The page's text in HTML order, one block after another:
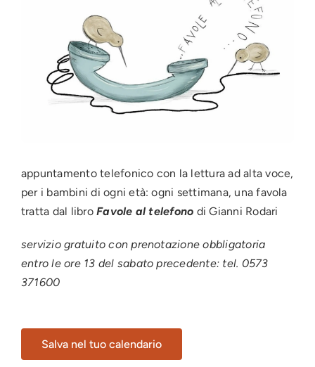
appuntamento telefonico con la lettura ad alta voce,
per i bambini di ogni età: ogni settimana, una favola
tratta dal libroFavole al telefono di Gianni Rodari
servizio gratuito con prenotazione obbligatoria
entro le ore 13 del sabato precedente: tel. 0573
371600
Salva nel tuo calendario